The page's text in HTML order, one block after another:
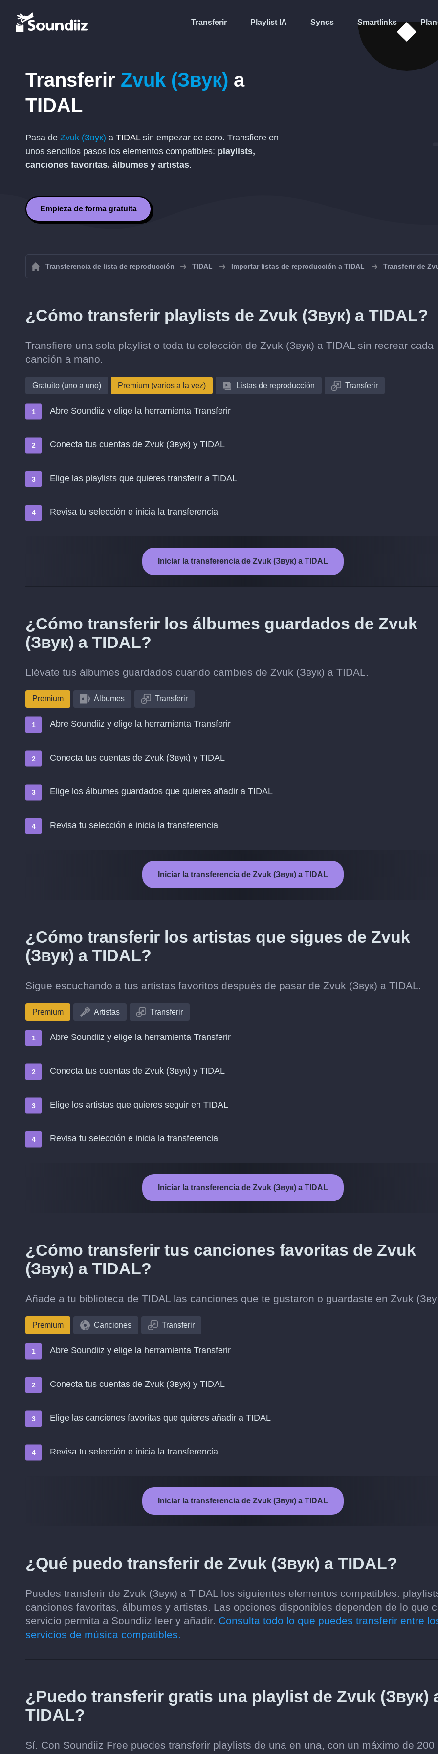
Transferir Playlist IA Syncs Smartlinks
Transferir Zvuk (Звук) a
TIDAL
Pasa de Zvuk (Звук) a TIDALsin empezar de cero. Transfiere en
unos sencillos pasos los elementos compatibles: playlists,
canciones favoritas, álbumes y artistas.
Empieza de forma gratuita
Transferencia de lista de reproducción TIDAL Importar listas de reproducción a TIDAL Transferir de
¿Cómo transferir playlists de Zvuk (Звук) a TIDAL?
Transfiere una sola playlist o toda tu colección de Zvuk (Звук) a TIDAL sin recrear cada
canción a mano.
Gratuito (uno a uno) Premium (varios a la vez) Listas de reproducción Transferir
Abre Soundiiz y elige la herramienta Transferir
Conecta tus cuentas de Zvuk (Звук) y TIDAL
Elige las playlists que quieres transferir a TIDAL
Revisa tu selección e inicia la transferencia
Iniciar la transferencia de Zvuk (Звук) a TIDAL
¿Cómo transferir los álbumes guardados de Zvuk
(Звук) a TIDAL?
Llévate tus álbumes guardados cuando cambies de Zvuk (Звук) a TIDAL.
Premium Álbumes Transferir
Abre Soundiiz y elige la herramienta Transferir
Conecta tus cuentas de Zvuk (Звук) y TIDAL
Elige los álbumes guardados que quieres añadir a TIDAL
Revisa tu selección e inicia la transferencia
Iniciar la transferencia de Zvuk (Звук) a TIDAL
¿Cómo transferir los artistas que sigues de Zvuk
(Звук) a TIDAL?
Sigue escuchando a tus artistas favoritos después de pasar de Zvuk (Звук) a TIDAL.
Premium Artistas Transferir
Abre Soundiiz y elige la herramienta Transferir
Conecta tus cuentas de Zvuk (Звук) y TIDAL
Elige los artistas que quieres seguir en TIDAL
Revisa tu selección e inicia la transferencia
Iniciar la transferencia de Zvuk (Звук) a TIDAL
¿Cómo transferir tus canciones favoritas de Zvuk
(Звук) a TIDAL?
Añade a tu biblioteca de TIDAL las canciones que te gustaron o guardaste en Zvuk
Premium Canciones Transferir
Abre Soundiiz y elige la herramienta Transferir
Conecta tus cuentas de Zvuk (Звук) y TIDAL
Elige las canciones favoritas que quieres añadir a TIDAL
Revisa tu selección e inicia la transferencia
Iniciar la transferencia de Zvuk (Звук) a TIDAL
¿Qué puedo transferir de Zvuk (Звук) a TIDAL?
Puedes transferir de Zvuk (Звук) a TIDAL los siguientes elementos compatibles:
canciones favoritas, álbumes y artistas. Las opciones disponibles dependen de lo que
servicio permita a Soundiiz leer y añadir. Consulta todo lo que puedes transferir entre
servicios de música compatibles.
¿Puedo transferir gratis una playlist de Zvuk (Звук)
TIDAL?
Sí. Con Soundiiz Free puedes transferir playlists de una en una, con un máximo de 200